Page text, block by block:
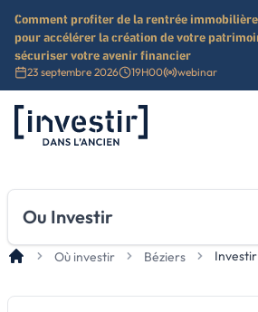
Comment profiter de la rentrée
pour accélérer la création de votre
sécuriser votre avenir financier
23 septembre 2026 19H00 webinar
Investir dans l'ancien
Ou Investir
Où investir Béziers